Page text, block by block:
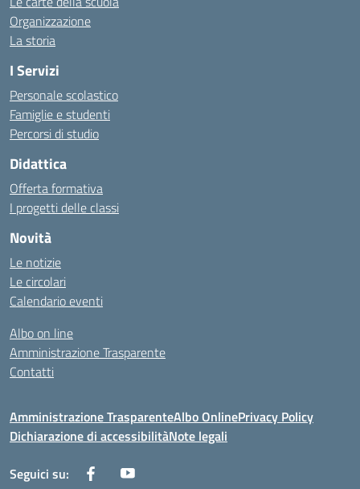
Organizzazione
La storia
I Servizi
Personale scolastico
Famiglie e studenti
Percorsi di studio
Didattica
Offerta formativa
I progetti delle classi
Novità
Le notizie
Le circolari
Calendario eventi
Albo on line
Amministrazione Trasparente
Contatti
Amministrazione TrasparenteAlbo OnlinePrivacy Policy
Dichiarazione di accessibilitàNote legali
Seguici su: